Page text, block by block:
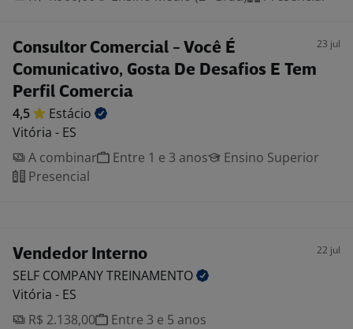
Consultor Comercial - Você É
Comunicativo, Gosta De Desafios E Tem
Perfil Comercia
23 jul
4,5
Estácio
Vitória - ES
A combinar
Entre 1 e 3 anos
Ensino Superior
Presencial
Vendedor Interno 22 jul
SELF COMPANYTREINAMENTO
Vitória - ES
R$ 2.138,00
Entre 3 e 5 anos